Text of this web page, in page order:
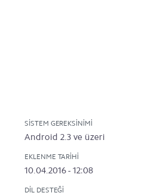
SISTEM GEREKSINIMI
Android 2.3 ve üzeri
EKLENME TARIHI
10.04.2016 - 12:08
DIL DESTEĞI